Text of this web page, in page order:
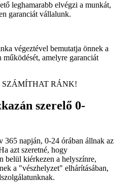
leghamarabb elvégzi a munkát,
garanciát vállalunk.
végeztével bemutatja önnek a
működését, amelyre garanciát
RÁNK!
szerelő 0-
365 napján, 0-24 órában állnak az
azt szeretné, hogy
belül kiérkezen a helyszínre,
a "vészhelyzet" elhárításában,